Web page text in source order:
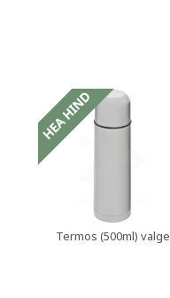
Termos (500ml) valge